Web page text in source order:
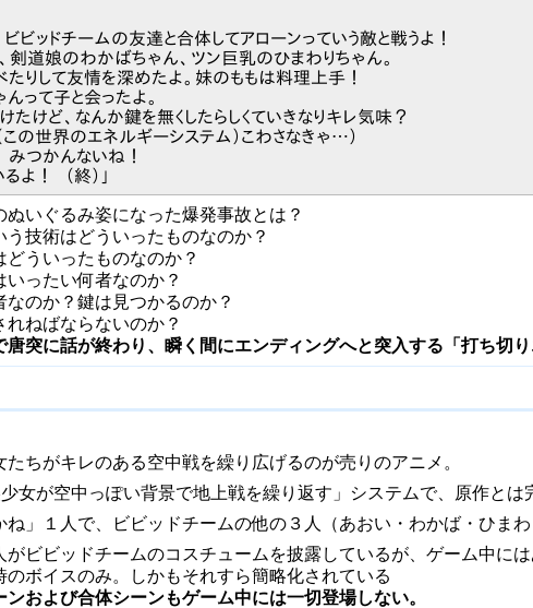
ビッドチームの友達と合体してアローンっていう敵と戦うよ！
道娘のわかばちゃん、ツン巨乳のひまわりちゃん。
りして友情を深めたよ。妹のももは料理上手！
って子と会ったよ。
けど、なんか鍵を無くしたらしくていきなりキレ気味？
この世界のエネルギーシステム）こわさなきゃ…）
みつかんないね！
よ！ （終）」
いぐるみ姿になった爆発事故とは？
技術はどういったものなのか？
ういったものなのか？
ったい何者なのか？
のか？鍵は見つかるのか？
ねばならないのか？
唐突に話が終わり、瞬く間にエンディングへと突入する「打ち切り
ちがキレのある空中戦を繰り広げるのが売りのアニメ。
女が空中っぽい背景で地上戦を繰り返す」システムで、原作とは
」１人で、ビビッドチームの他の３人（あおい・わかば・ひまわ
ビビッドチームのコスチュームを披露しているが、ゲーム中に
ボイスのみ。しかもそれすら簡略化されている
ンおよび合体シーンもゲーム中には一切登場しない。